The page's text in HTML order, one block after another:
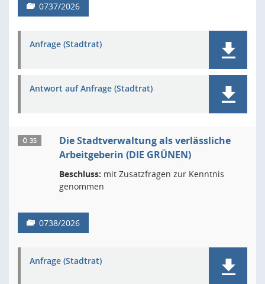
0737/2026
Anfrage (Stadtrat)
Antwort auf Anfrage (Stadtrat)
Ö 35
Die Stadtverwaltung als verlässliche
Arbeitgeberin (DIE GRÜNEN)
Beschluss: mit Zusatzfragen zur Kenntnis
genommen
0738/2026
Anfrage (Stadtrat)